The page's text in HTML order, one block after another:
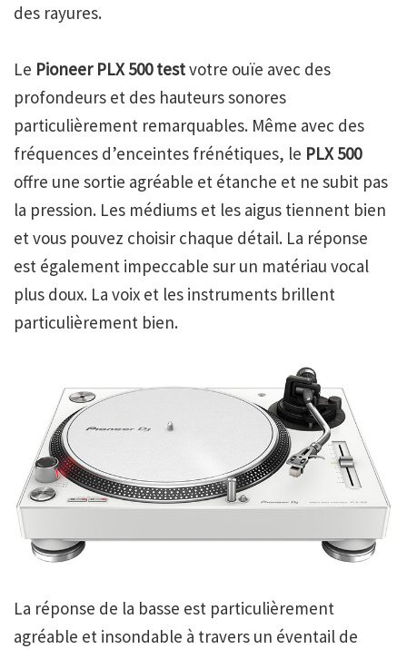
des rayures.
Le Pioneer PLX 500 testvotre ouïe avec des
profondeurs et des hauteurs sonores
particulièrement remarquables. Même avec des
fréquences d’enceintes frénétiques, le PLX 500
offre une sortie agréable et étanche et ne subit pas
la pression. Les médiums et les aigus tiennent bien
et vous pouvez choisir chaque détail. La réponse
est également impeccable sur un matériau vocal
plus doux. La voix et les instruments brillent
particulièrement bien.
La réponse de la basse est particulièrement
agréable et insondable à travers un éventail de